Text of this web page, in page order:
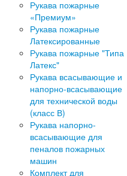
Рукава пожарные
«Премиум»
Рукава пожарные
Латексированные
Рукава пожарные "Типа
Латекс"
Рукава всасывающие и
напорно-всасывающие
для технической воды
(класс В)
Рукава напорно-
всасывающие для
пеналов пожарных
машин
Комплект для